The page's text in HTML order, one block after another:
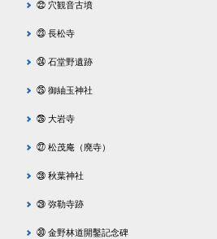
㉒ 穴観音古墳
㉓ 長松寺
㉔ 石堂野遺跡
㉕ 御紬玉神社
㉖ 大岩寺
㉗ 松茂庵（廃寺）
㉘ 秋葉神社
㉙ 弥勒寺跡
㉚ 金野林道開鑿記念碑